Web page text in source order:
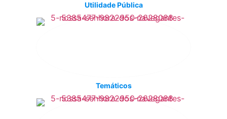
Utilidade Pública
Temáticos